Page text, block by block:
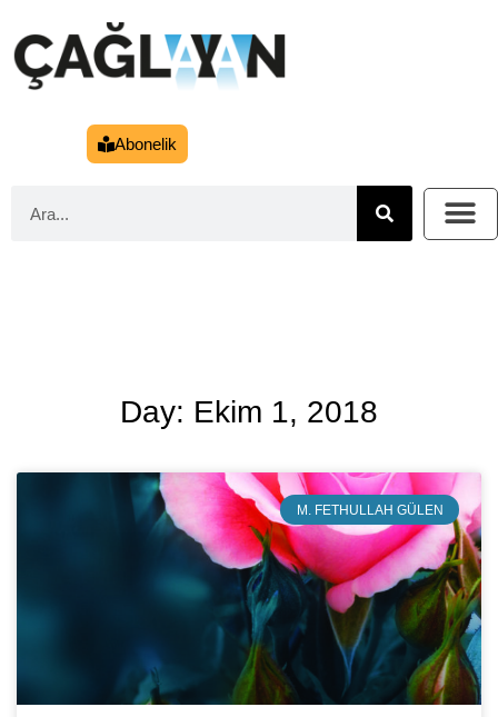
Abonelik
Day: Ekim 1, 2018
M. FETHULLAH GÜLEN